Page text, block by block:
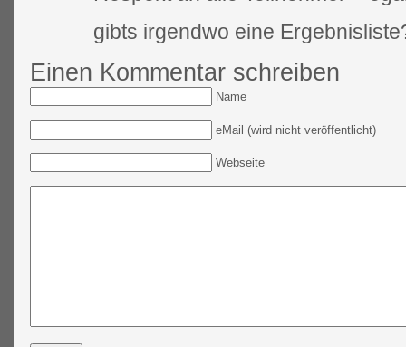
gibts irgendwo eine
Einen Kommentar schreiben
Name
eMail (wird nicht veröffentlicht)
Webseite